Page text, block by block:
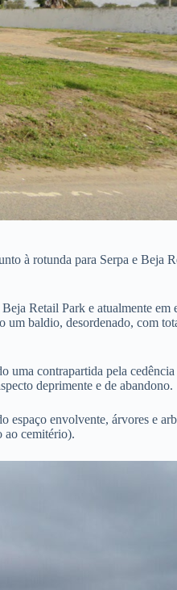
à rotunda para Serpa e Beja
Retail Park e atualmente em
baldio, desordenado, com
contrapartida pela
deprimente e de abandono.
envolvente, árvores e
ao cemitério).